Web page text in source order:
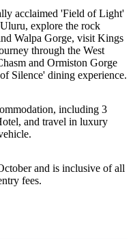
acclaimed 'Field of Light'
explore the rock
Walpa Gorge, visit Kings
through the West
and Ormiston Gorge
Silence' dining experience.
including 3
and travel in luxury
and is inclusive of all
fees.